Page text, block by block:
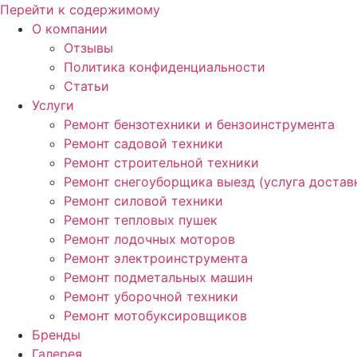
Перейти к содержимому
О компании
Отзывы
Политика конфиденциальности
Статьи
Услуги
Ремонт бензотехники и бензоинструмента
Ремонт садовой техники
Ремонт строительной техники
Ремонт снегоуборщика выезд (услуга
Ремонт силовой техники
Ремонт тепловых пушек
Ремонт лодочных моторов
Ремонт электроинструмента
Ремонт подметальных машин
Ремонт уборочной техники
Ремонт мотобуксировщиков
Бренды
Галерея